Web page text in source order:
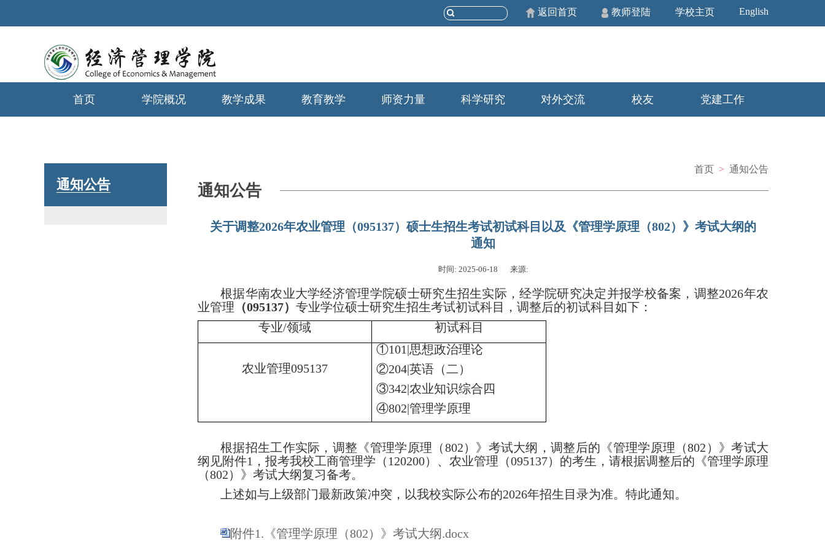
English
学校主页
教师登陆
返回首页
首页 学院概况 教学成果 教育教学 师资力量 科学研究 对外交流 校友 党建工作
通知公告
首页 > 通知公告
通知公告
关于调整2026年农业管理（095137）硕士生招生考试初试科目以及《管理学原理（802）》考试大纲的
通知
时间: 2025-06-18 来源:
根据华南农业大学经济管理学院硕士研究生招生实际，经学院研究决定并报学校备案，调整2026年农
业管理 （095137） 专业学位硕士研究生招生考试初试科目，调整后的初试科目如下：
专业/领域 初试科目
农业管理095137
①101|思想政治理论
②204|英语（二）
③342|农业知识综合四
④802|管理学原理
根据招生工作实际，调整《管理学原理（802）》考试大纲，调整后的《管理学原理（802）》考试大
纲见附件1，报考我校工商管理学（120200）、 农业管理（095137）的考生，请根据调整后的 《管理学原理
（802）》考试大纲复习备考。
上述如与上级部门最新政策冲突，以我校实际公布的2026年招生目录为准。特此通知。
附件1.《管理学原理（802）》考试大纲.docx